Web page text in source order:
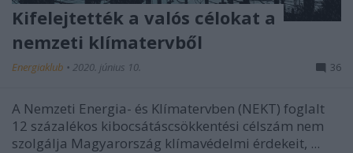
Kifelejtették a valós célokat a
nemzeti klímatervből
Energiaklub • 2020. június 10. 36
A Nemzeti Energia- és Klímatervben (NEKT) foglalt
12 százalékos kibocsátáscsökkentési célszám nem
szolgálja Magyarország klímavédelmi érdekeit, ...